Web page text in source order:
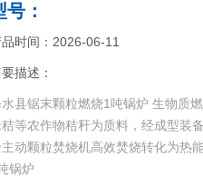
号：
品时间：2026-06-11
描述：
县锯末颗粒燃烧1吨锅炉 生物质
等农作物秸秆为质料，经成型装
动颗粒焚烧机高效焚烧转化为热
锅炉